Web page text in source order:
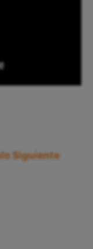
Siguiente